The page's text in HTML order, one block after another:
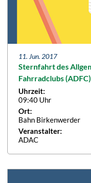
11. Jun. 2017
Sternfahrt des
Fahrradclubs (ADFC)
Uhrzeit:
09:40 Uhr
Ort:
Bahn Birkenwerder
Veranstalter:
ADAC